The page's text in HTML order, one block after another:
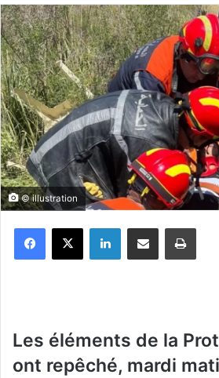
© illustration
Les éléments de la
ont repêché, mardi